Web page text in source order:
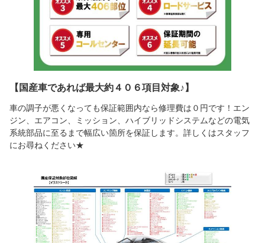
【国産車であれば最大約４０６項目対象♪】
車の調子が悪くなっても保証範囲内なら修理費は０円です！エン
ジン、エアコン、ミッション、ハイブリッドシステムなどの電気
系統部品に至るまで幅広い箇所を保証します。詳しくはスタッフ
にお尋ねください★